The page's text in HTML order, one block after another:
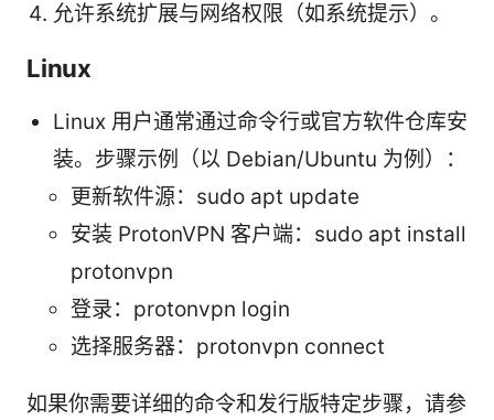
允许系统扩展与网络权限（如系统提示）。
Linux
Linux 用户通常通过命令行或官方软件仓库安
装。步骤示例（以 Debian/Ubuntu 为例）：
更新软件源：sudo apt update
安装 ProtonVPN 客户端：sudo apt install
protonvpn
登录：protonvpn login
选择服务器：protonvpn connect
如果你需要详细的命令和发行版特定步骤，请参